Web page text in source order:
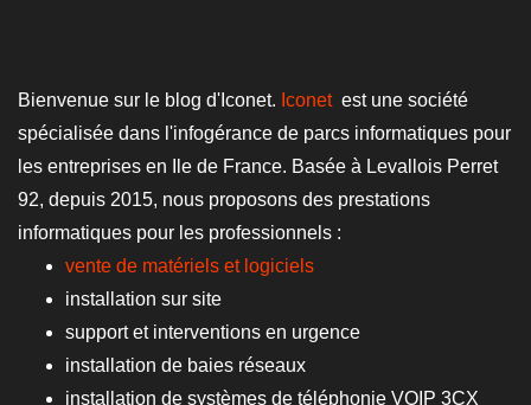
Bienvenue sur le blog d'Iconet. Iconet est une société
spécialisée dans l'infogérance de parcs informatiques pour
les entreprises en Ile de France. Basée à Levallois Perret
92, depuis 2015, nous proposons des prestations
informatiques pour les professionnels :
vente de matériels et logiciels
installation sur site
support et interventions en urgence
installation de baies réseaux
installation de systèmes de téléphonie VOIP 3CX